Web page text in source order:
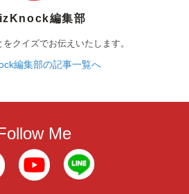
編集部
クイズでお伝えいたします。
編集部の記事一覧へ
Me